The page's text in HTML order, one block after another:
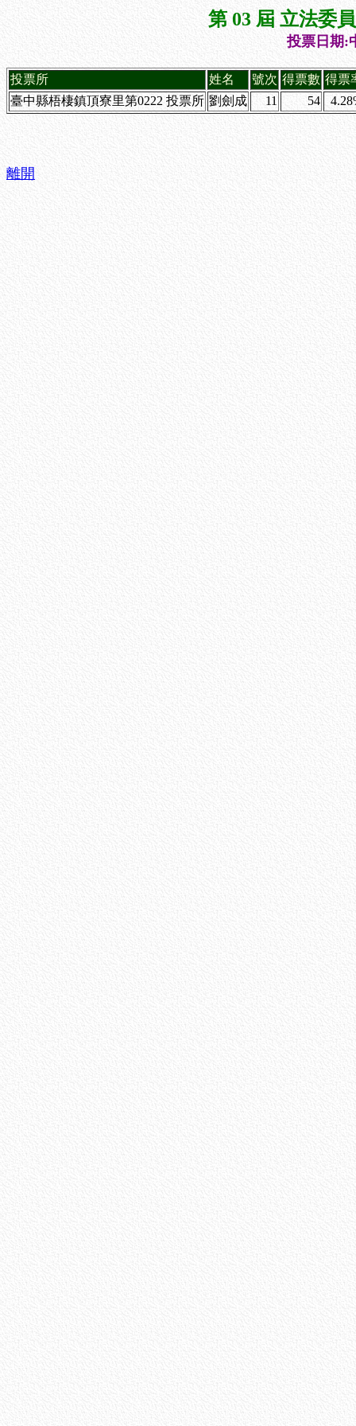
第 03 屆 立法委
投票日期:
投票所 姓名 號次 得票數 得票
臺中縣梧棲鎮頂寮里第0222 投票所 劉劍成 11 54
離開